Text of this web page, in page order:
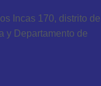
Incas 170, distrito de
y Departamento de